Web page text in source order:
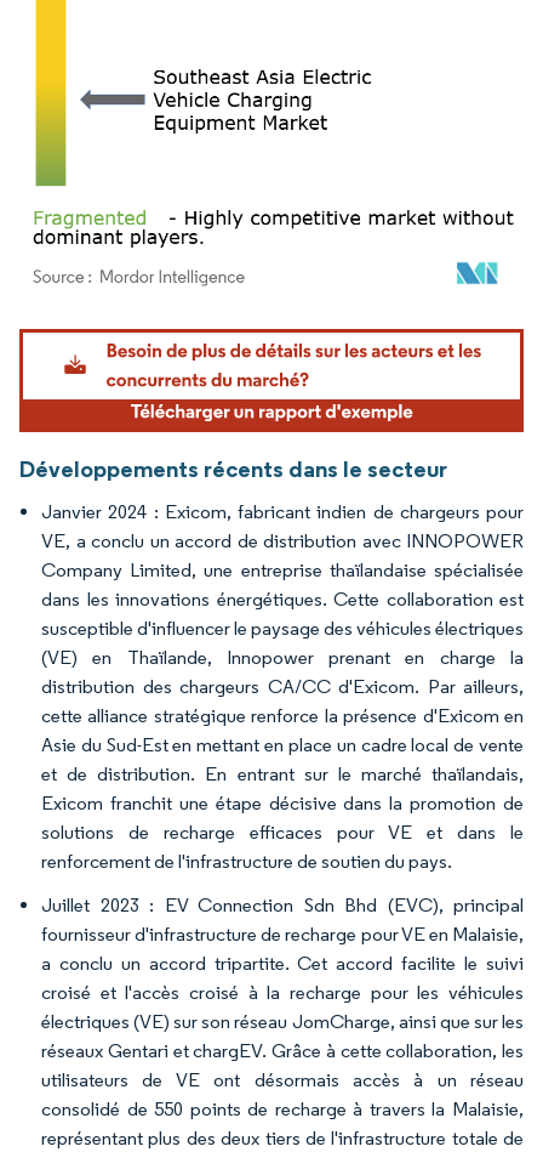
Image © Mordor Intelligence. La réutilisation nécessite une attribution sous CC BY
Développements récents dans le secteur
Janvier 2024 : Exicom, fabricant indien de chargeurs pour
VE, a conclu un accord de distribution avec INNOPOWER
Company Limited, une entreprise thaïlandaise spécialisée
dans les innovations énergétiques. Cette collaboration est
susceptible d'influencer le paysage des véhicules électriques
(VE) en Thaïlande, Innopower prenant en charge la
distribution des chargeurs CA/CC d'Exicom. Par ailleurs,
cette alliance stratégique renforce la présence d'Exicom en
Asie du Sud-Est en mettant en place un cadre local de vente
et de distribution. En entrant sur le marché thaïlandais,
Exicom franchit une étape décisive dans la promotion de
solutions de recharge efficaces pour VE et dans le
renforcement de l'infrastructure de soutien du pays.
Juillet 2023 : EV Connection Sdn Bhd (EVC), principal
fournisseur d'infrastructure de recharge pour VE en Malaisie,
a conclu un accord tripartite. Cet accord facilite le suivi
croisé et l'accès croisé à la recharge pour les véhicules
électriques (VE) sur son réseau JomCharge, ainsi que sur les
réseaux Gentari et chargEV. Grâce à cette collaboration, les
utilisateurs de VE ont désormais accès à un réseau
consolidé de 550 points de recharge à travers la Malaisie,
représentant plus des deux tiers de l'infrastructure totale de